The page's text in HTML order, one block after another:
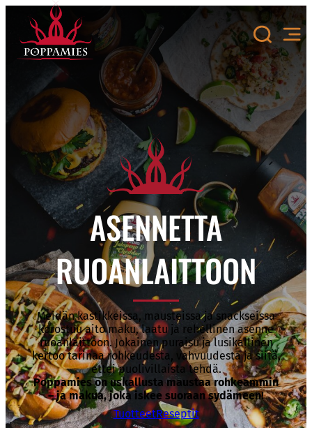
sisältöön
ASENNETTA
RUOANLAITTOON
Meidän kastikkeissa, mausteissa ja snackseissa
korostuu aito maku, laatu ja rehellinen asenne
ruoanlaittoon. Jokainen puraisu ja lusikallinen
kertoo tarinaa rohkeudesta, vahvuudesta ja siitä,
ettei puolivillaista tehdä.
Poppamies on uskallusta maustaa rohkeammin
– ja makua, joka iskee suoraan sydämeen!
TuotteetReseptit